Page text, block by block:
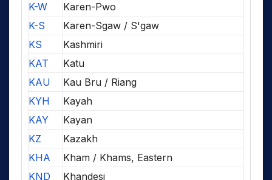
K-W
Karen-Pwo
K-S
Karen-Sgaw / S'gaw
KS
Kashmiri
KAT
Katu
KAU
Kau Bru / Riang
KYH
Kayah
KAY
Kayan
KZ
Kazakh
KHA
Kham / Khams, Eastern
KND
Khandesi